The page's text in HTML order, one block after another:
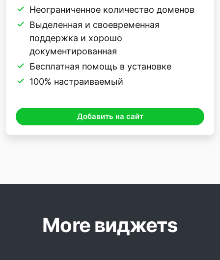
Неограниченное количество доменов
Выделенная и своевременная
поддержка и хорошо
документированная
Бесплатная помощь в установке
100% настраиваемый
Добавить на сайт
More виджетs